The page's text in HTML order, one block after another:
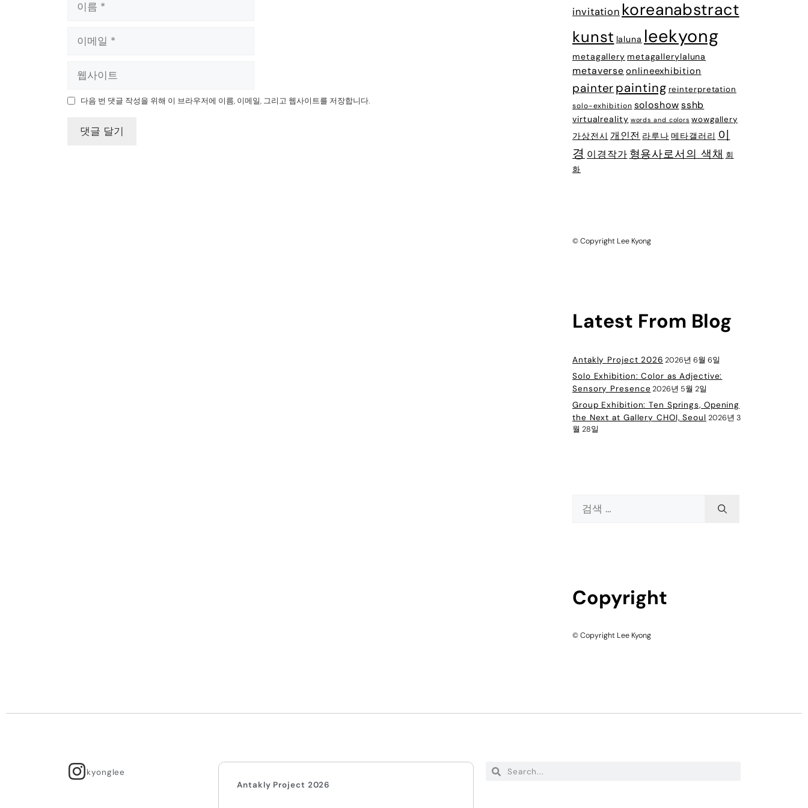
다음 번 댓글 작성을 위해 이 브라우저에 이름, 이메일, 그리고 웹사이트를 저장합니다.
invitation koreanabstract
kunst laluna leekyong
metagallery metagallerylaluna
metaverse onlineexhibition
painter painting reinterpretation
solo-exhibition soloshowsshb
virtualreality words and colors wowgallery
가상전시 개인전 라루나 메타갤러리 이
경 이경작가 형용사로서의 색채 회
화
© Copyright Lee Kyong
Latest From Blog
Antakly Project 2026 2026년 6월 6일
Solo Exhibition: Color as Adjective:
Sensory Presence 2026년 5월 2일
Group Exhibition: Ten Springs, Opening
the Next at Gallery CHOI, Seoul 2026년 3
월 28일
Copyright
© Copyright Lee Kyong
kyonglee
Antakly Project 2026